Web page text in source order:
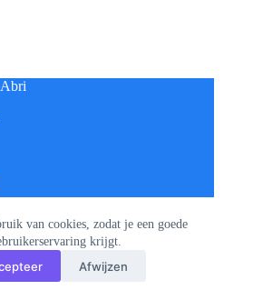
van cookies, zodat je een goede
krijgt.
Afwijzen
4313 42